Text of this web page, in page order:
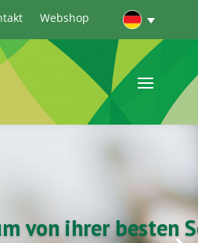
Webshop
von ihrer besten